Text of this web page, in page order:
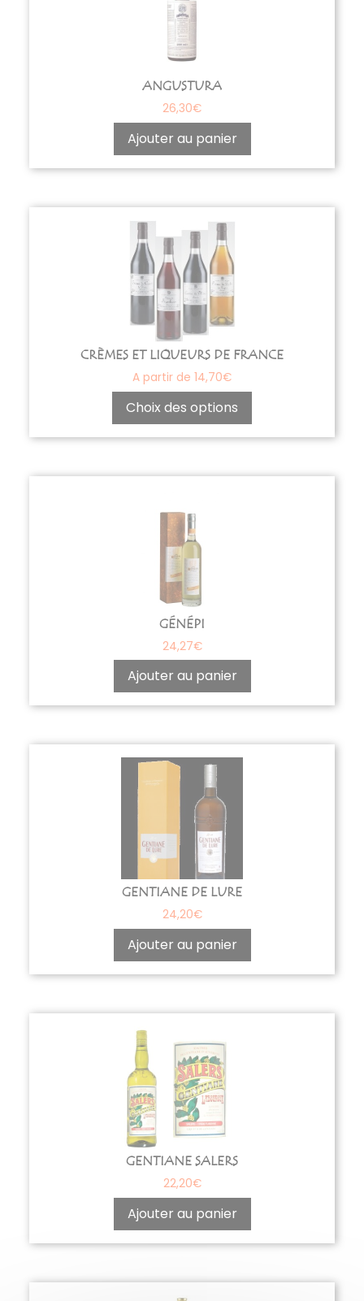
ANGUSTURA
26,30€
Ajouter au panier
CRÈMES ET LIQUEURS DE FRANCE
A partir de 14,70€
Choix des options
Ce
produit
a
plusieurs
variations.
Les
options
peuvent
être
choisies
sur
la
du
GÉNÉPI
24,27€
Ajouter au panier
GENTIANE DE LURE
24,20€
Ajouter au panier
GENTIANE SALERS
22,20€
Ajouter au panier